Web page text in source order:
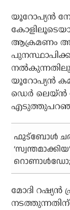
യൂറോപ്യന്‍
ആക്രമണം
യൂറോപ്യന്‍
ഡെര്‍ ലെയ്ന്‍
ഫുട്‌ബോള്‍
റൊണാള്‍ഡോ;
മോദി റഷ്യന്‍